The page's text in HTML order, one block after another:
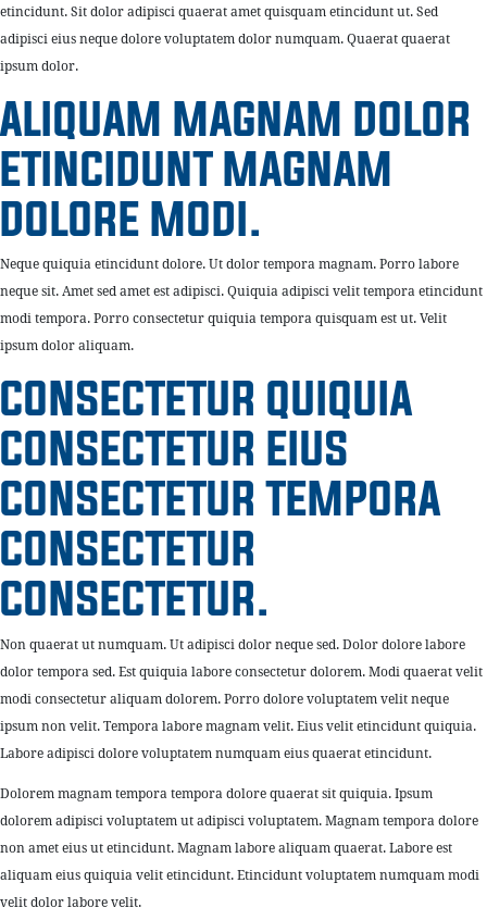
etincidunt. Sit dolor adipisci quaerat amet quisquam etincidunt ut. Sed
adipisci eius neque dolore voluptatem dolor numquam. Quaerat quaerat
ipsum dolor.
ALIQUAM MAGNAM DOLOR
ETINCIDUNT MAGNAM
DOLORE MODI.
Neque quiquia etincidunt dolore. Ut dolor tempora magnam. Porro labore
neque sit. Amet sed amet est adipisci. Quiquia adipisci velit tempora etincidunt
modi tempora. Porro consectetur quiquia tempora quisquam est ut. Velit
ipsum dolor aliquam.
CONSECTETUR QUIQUIA
CONSECTETUR EIUS
CONSECTETUR TEMPORA
CONSECTETUR
CONSECTETUR.
Non quaerat ut numquam. Ut adipisci dolor neque sed. Dolor dolore labore
dolor tempora sed. Est quiquia labore consectetur dolorem. Modi quaerat velit
modi consectetur aliquam dolorem. Porro dolore voluptatem velit neque
ipsum non velit. Tempora labore magnam velit. Eius velit etincidunt quiquia.
Labore adipisci dolore voluptatem numquam eius quaerat etincidunt.
Dolorem magnam tempora tempora dolore quaerat sit quiquia. Ipsum
dolorem adipisci voluptatem ut adipisci voluptatem. Magnam tempora dolore
non amet eius ut etincidunt. Magnam labore aliquam quaerat. Labore est
aliquam eius quiquia velit etincidunt. Etincidunt voluptatem numquam modi
velit dolor labore velit.